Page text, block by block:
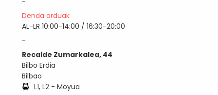
Denda orduak
AL-LR 10:00-14:00 / 16:30-20:00
-
Recalde Zumarkalea, 44
Bilbo Erdia
Bilbao
L1, L2 - Moyua